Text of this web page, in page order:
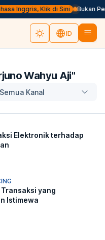
Inggris, Klik di Sini Bukan
ID
Wahyu Aji"
Semua Kanal
Elektronik terhadap
yang
Istimewa